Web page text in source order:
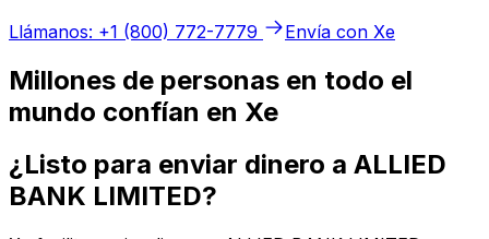
Llámanos: +1 (800) 772-7779
Envía con Xe
Millones de personas en todo el
mundo confían en Xe
¿Listo para enviar dinero a ALLIED
BANK LIMITED?